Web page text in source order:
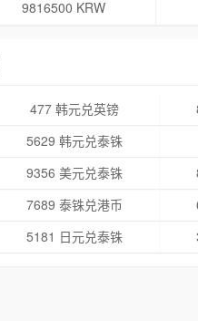
9816500 KRW
477 韩元兑英镑
5629 韩元兑泰铢
9356 美元兑泰铢
7689 泰铢兑港币
5181 日元兑泰铢